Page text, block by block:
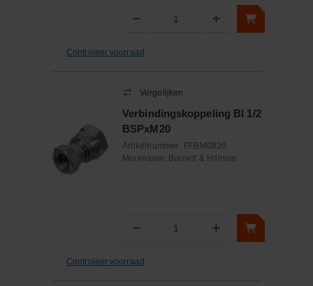
− Aantal +
Controleer voorraad
Vergelijken
Verbindingskoppeling BI 1/2
BSPxM20
Artikelnummer: FFBM0820
Merknaam: Burnett & Hillman
− Aantal +
Controleer voorraad